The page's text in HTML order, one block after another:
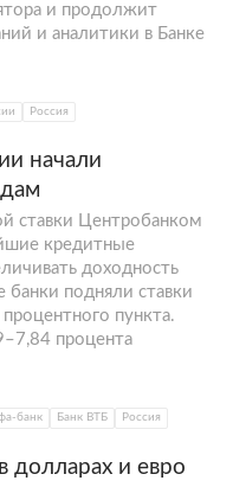
и продолжит
и аналитики в Банке
Россия
начали
ставки Центробанком
кредитные
доходность
подняли ставки
пункта.
процента
банк Банк ВТБ Россия
долларах и евро